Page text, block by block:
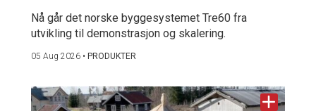
Nå går det norske byggesystemet Tre60 fra
utvikling til demonstrasjon og skalering.
05 Aug 2026 • PRODUKTER